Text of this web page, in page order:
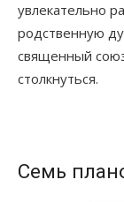
увлекательно
родственную
священный
столкнуться.
Семь